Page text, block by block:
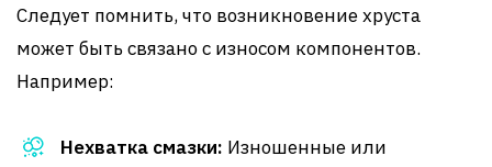
Следует помнить, что возникновение хруста
может быть связано с износом компонентов.
Например:
Нехватка смазки: Изношенные или